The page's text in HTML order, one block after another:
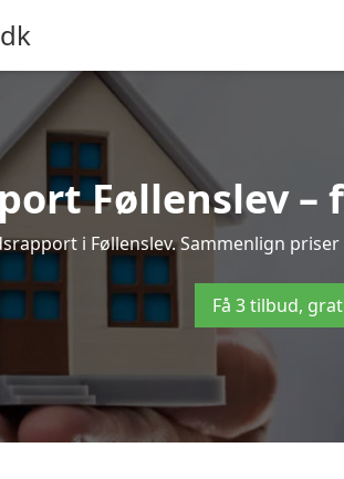
Føllenslev
i Føllenslev. Sammenlign
Få 3 tilbud,